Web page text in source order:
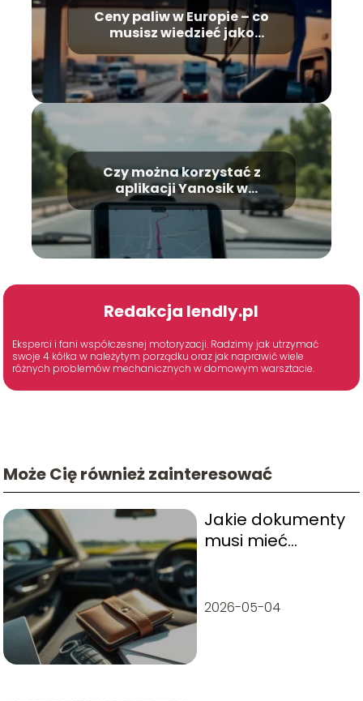
Ceny paliw w Europie – co
musisz wiedzieć jako
zawodowy kierowca
ciężarówki?
Czy można korzystać z
aplikacji Yanosik w
Niemczech?
Redakcja lendly.pl
Eksperci i fani współczesnej motoryzacji. Radzimy jak utrzymać
swoje 4 kółka w należytym porządku oraz jak naprawić wiele
różnych problemów mechanicznych w domowym warsztacie.
Może Cię również zainteresować
Jakie dokumenty
musi mieć
2026-05-04